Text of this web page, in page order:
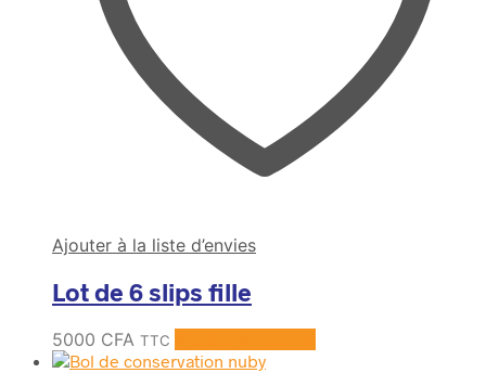
Ajouter à la liste d’envies
Lot de 6 slips fille
5000 CFA TTC